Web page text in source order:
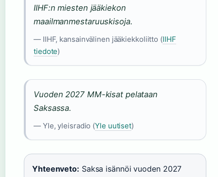
IIHF:n miesten jääkiekon
maailmanmestaruuskisoja.
— IIHF, kansainvälinen jääkiekkoliitto (IIHF
tiedote)
Vuoden 2027 MM-kisat pelataan
Saksassa.
— Yle, yleisradio (Yle uutiset)
Yhteenveto: Saksa isännöi vuoden 2027